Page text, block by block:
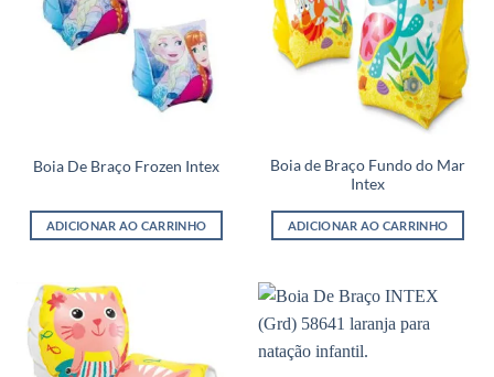
Boia De Braço Frozen Intex
ADICIONAR AO CARRINHO
Boia de Braço Fundo do Mar
Intex
ADICIONAR AO CARRINHO